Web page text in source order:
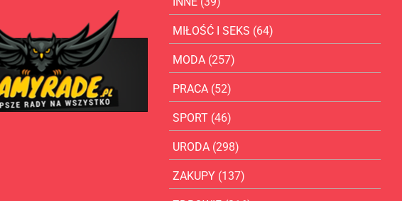
MIŁOŚĆ I SEKS (64)
MODA(257)
PRACA(52)
SPORT(46)
URODA(298)
ZAKUPY(137)